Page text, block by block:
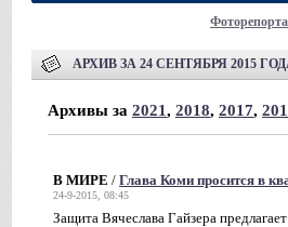
АРХИВ ЗА 24 СЕНТЯБРЯ 2015
Архивы за 2021, 2018, 2017,
В МИРЕ / Глава Коми просится в
24-9-2015, 08:45
Защита Вячеслава Гайзера